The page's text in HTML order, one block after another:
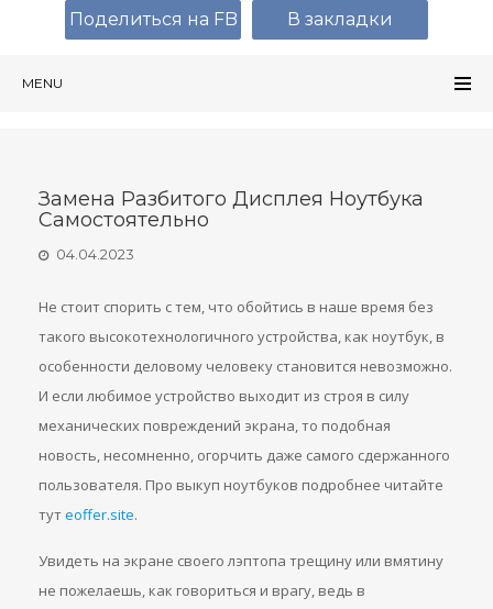
MENU
Замена Разбитого Дисплея Ноутбука
Самостоятельно
04.04.2023
Не стоит спорить с тем, что обойтись в наше время без
такого высокотехнологичного устройства, как ноутбук, в
особенности деловому человеку становится невозможно.
И если любимое устройство выходит из строя в силу
механических повреждений экрана, то подобная
новость, несомненно, огорчить даже самого сдержанного
пользователя. Про выкуп ноутбуков подробнее читайте
тутeoffer.site.
Увидеть на экране своего лэптопа трещину или вмятину
не пожелаешь, как говориться и врагу, ведь в
Поделиться на FB В закладки